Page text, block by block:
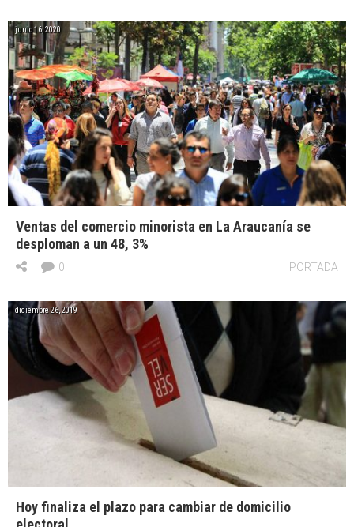
junio 16, 2020
Ventas del comercio minorista en La Araucanía se
desploman a un 48, 3%
PORTADA
0
diciembre 26, 2019
Hoy finaliza el plazo para cambiar de domicilio